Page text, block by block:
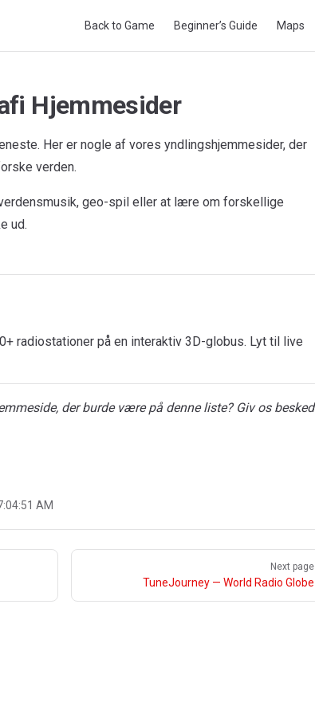
Back to Game Beginner’s Guide Maps
Hjemmesider
Her er nogle af vores yndlingshjemmesider, der
verden.
geo-spil eller at lære om forskellige
ud.
radiostationer på en interaktiv 3D-globus. Lyt til live
der burde være på denne liste? Giv os besked
AM
Next page
TuneJourney — World Radio Globe